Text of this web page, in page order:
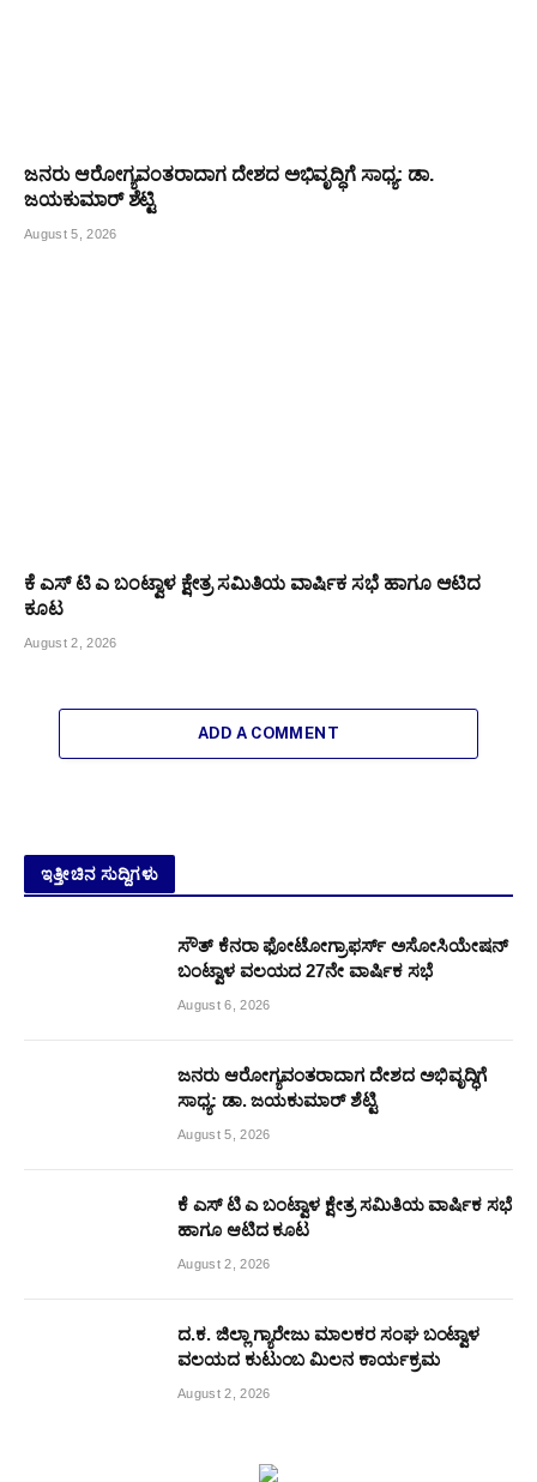
ಜನರು ಆರೋಗ್ಯವಂತರಾದಾಗ ದೇಶದ ಅಭಿವೃದ್ಧಿಗೆ ಸಾಧ್ಯ: ಡಾ.
ಜಯಕುಮಾರ್ ಶೆಟ್ಟಿ
August 5, 2026
ಕೆ ಎಸ್ ಟಿ ಎ ಬಂಟ್ವಾಳ ಕ್ಷೇತ್ರ ಸಮಿತಿಯ ವಾರ್ಷಿಕ ಸಭೆ ಹಾಗೂ ಆಟಿದ
ಕೂಟ
August 2, 2026
ADD A COMMENT
ಇತ್ತೀಚಿನ ಸುದ್ದಿಗಳು
ಸೌತ್ ಕೆನರಾ ಫೋಟೋಗ್ರಾಫರ್ಸ್ ಅಸೋಸಿಯೇಷನ್
ಬಂಟ್ವಾಳ ವಲಯದ 27ನೇ ವಾರ್ಷಿಕ ಸಭೆ
August 6, 2026
ಜನರು ಆರೋಗ್ಯವಂತರಾದಾಗ ದೇಶದ ಅಭಿವೃದ್ಧಿಗೆ
ಸಾಧ್ಯ: ಡಾ. ಜಯಕುಮಾರ್ ಶೆಟ್ಟಿ
August 5, 2026
ಕೆ ಎಸ್ ಟಿ ಎ ಬಂಟ್ವಾಳ ಕ್ಷೇತ್ರ ಸಮಿತಿಯ ವಾರ್ಷಿಕ ಸಭೆ
ಹಾಗೂ ಆಟಿದ ಕೂಟ
August 2, 2026
ದ.ಕ. ಜಿಲ್ಲಾ ಗ್ಯಾರೇಜು ಮಾಲಕರ ಸಂಘ ಬಂಟ್ವಾಳ
ವಲಯದ ಕುಟುಂಬ ಮಿಲನ ಕಾರ್ಯಕ್ರಮ
August 2, 2026